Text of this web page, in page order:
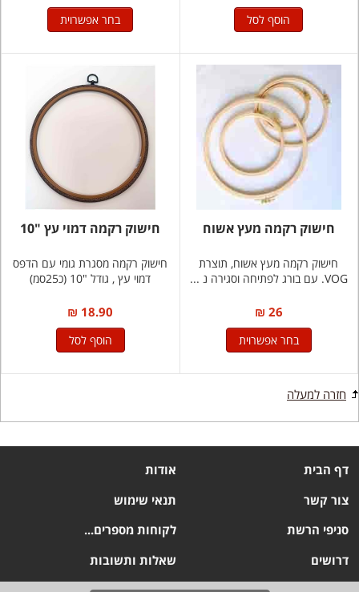
הוסף לסל בחר אפשרוית
חישוק רקמה מעץ אשוח
חישוק רקמה מעץ אשוח, תוצרת
VOG. עם בורג לפתיחה וסגירה נ ...
26 ₪
בחר אפשרוית
חישוק רקמה דמוי עץ "10
חישוק רקמה מסגרת גומי עם הדפס
דמוי עץ , גודל "10 (כ25סמ)
18.90 ₪
הוסף לסל
חזרה למעלה
דף הבית
אודות
צור קשר
תנאי שימוש
סניפי הרשת
לקוחות מספרים...
דרושים
שאלות ותשובות